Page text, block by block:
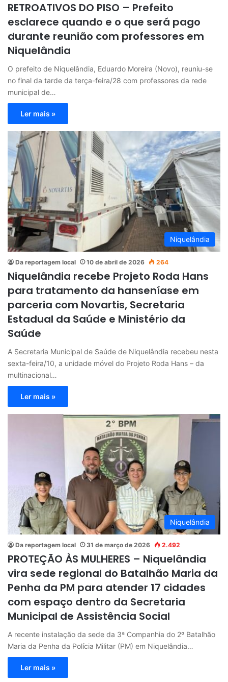
RETROATIVOS DO PISO – Prefeito
esclarece quando e o que será pago
durante reunião com professores em
Niquelândia
O prefeito de Niquelândia, Eduardo Moreira (Novo), reuniu-se
no final da tarde da terça-feira/28 com professores da rede
municipal de…
Ler mais »
Niquelândia
Da reportagem local 10 de abril de 2026 264
Niquelândia recebe Projeto Roda Hans
para tratamento da hanseníase em
parceria com Novartis, Secretaria
Estadual da Saúde e Ministério da
Saúde
A Secretaria Municipal de Saúde de Niquelândia recebeu nesta
sexta-feira/10, a unidade móvel do Projeto Roda Hans – da
multinacional…
Ler mais »
Niquelândia
Da reportagem local 31 de março de 2026 2.492
PROTEÇÃO ÀS MULHERES – Niquelândia
vira sede regional do Batalhão Maria da
Penha da PM para atender 17 cidades
com espaço dentro da Secretaria
Municipal de Assistência Social
A recente instalação da sede da 3ª Companhia do 2º Batalhão
Maria da Penha da Polícia Militar (PM) em Niquelândia…
Ler mais »